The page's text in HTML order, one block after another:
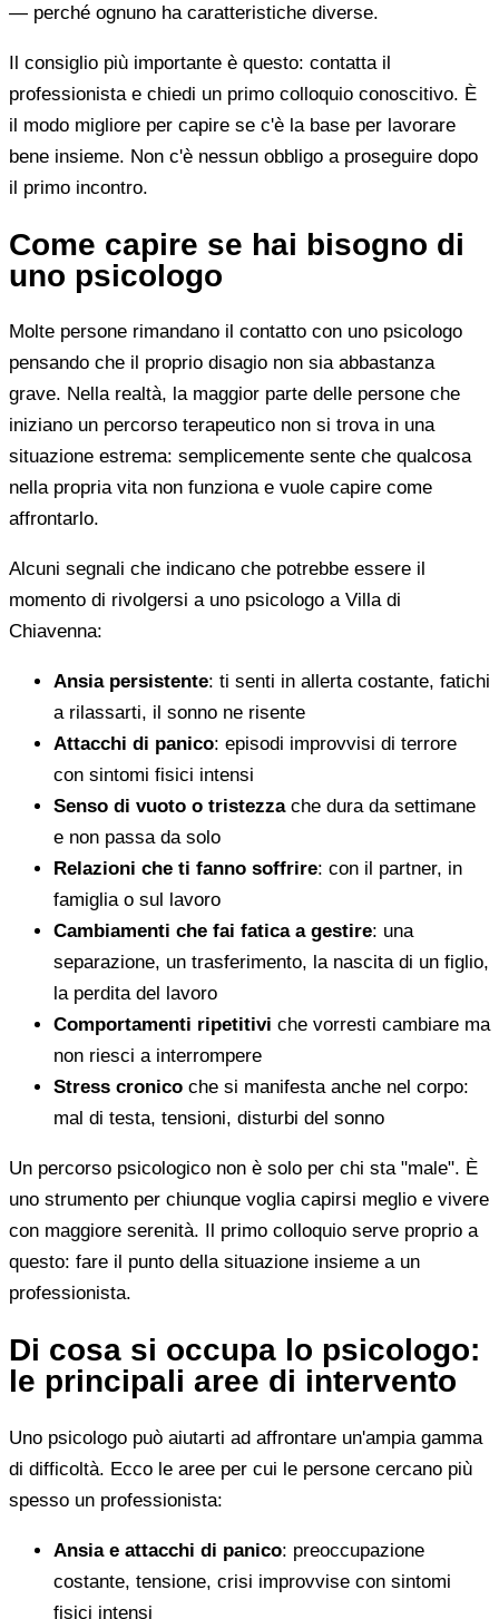
— perché ognuno ha caratteristiche diverse.
Il consiglio più importante è questo: contatta il
professionista e chiedi un primo colloquio conoscitivo. È
il modo migliore per capire se c'è la base per lavorare
bene insieme. Non c'è nessun obbligo a proseguire dopo
il primo incontro.
Come capire se hai bisogno di
uno psicologo
Molte persone rimandano il contatto con uno psicologo
pensando che il proprio disagio non sia abbastanza
grave. Nella realtà, la maggior parte delle persone che
iniziano un percorso terapeutico non si trova in una
situazione estrema: semplicemente sente che qualcosa
nella propria vita non funziona e vuole capire come
affrontarlo.
Alcuni segnali che indicano che potrebbe essere il
momento di rivolgersi a uno psicologo a Villa di
Chiavenna:
Ansia persistente: ti senti in allerta costante, fatichi
a rilassarti, il sonno ne risente
Attacchi di panico: episodi improvvisi di terrore
con sintomi fisici intensi
Senso di vuoto o tristezzache dura da settimane
e non passa da solo
Relazioni che ti fanno soffrire: con il partner, in
famiglia o sul lavoro
Cambiamenti che fai fatica a gestire: una
separazione, un trasferimento, la nascita di un figlio,
la perdita del lavoro
Comportamenti ripetitivi che vorresti cambiare ma
non riesci a interrompere
Stress cronico che si manifesta anche nel corpo:
mal di testa, tensioni, disturbi del sonno
Un percorso psicologico non è solo per chi sta "male". È
uno strumento per chiunque voglia capirsi meglio e vivere
con maggiore serenità. Il primo colloquio serve proprio a
questo: fare il punto della situazione insieme a un
professionista.
Di cosa si occupa lo psicologo:
le principali aree di intervento
Uno psicologo può aiutarti ad affrontare un'ampia gamma
di difficoltà. Ecco le aree per cui le persone cercano più
spesso un professionista:
Ansia e attacchi di panico: preoccupazione
costante, tensione, crisi improvvise con sintomi
fisici intensi